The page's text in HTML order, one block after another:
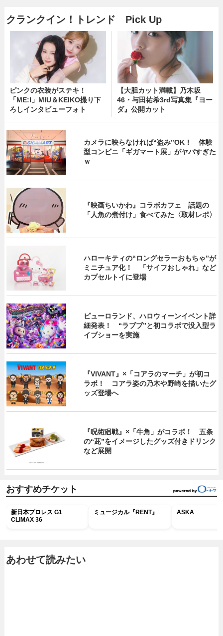
クランクイン！トレンド Pick Up
ピンクの衣装がステキ！
「ME:I」MIU＆KEIKO撮り下
ろしインタビューフォト
【大胆カット満載】乃木坂
46・与田祐希3rd写真集『ヨー
ダ』公開カット
カメラに映らなければ“盗み”OK！ 体験
型コンビニ「ギガマート展」がヤバすぎた
ｗ
『映画ちいかわ』コラボカフェ 話題の
「人魚の煮付け」食べてみた〈取材レポ〉
ハローキティの“ロングセラーおもちゃ”が
ミニチュア化！ 「サイフおしゃれ」など
カプセルトイに登場
ピューロランド、ハロウィーンイベント詳
細発表！ “ラブブ”と初コラボで没入型ラ
イブショーを実施
『VIVANT』×「コアラのマーチ」が初コ
ラボ！ コアラ姿の乃木や野崎を描いたグ
ッズ登場へ
『呪術廻戦』×「牛角」がコラボ！ 五条
の“茈”をイメージしたグッズ付きドリンク
など展開
おすすめチケット
新日本プロレス G1
CLIMAX 36
ミュージカル『RENT』 ASKA
あわせて読みたい